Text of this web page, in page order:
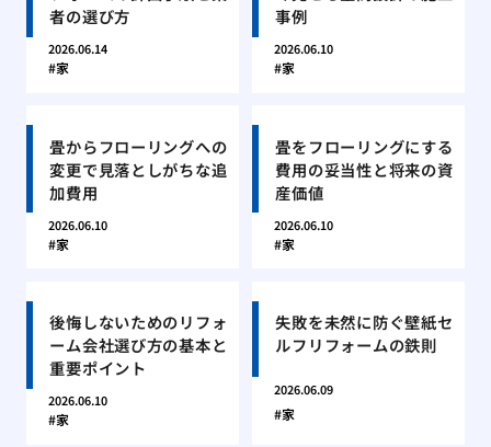
者の選び方
2026.06.14
家
事例
2026.06.10
家
畳からフローリングへの
変更で見落としがちな追
加費用
2026.06.10
家
畳をフローリングにする
費用の妥当性と将来の資
産価値
2026.06.10
家
後悔しないためのリフォ
ーム会社選び方の基本と
重要ポイント
2026.06.10
家
失敗を未然に防ぐ壁紙セ
ルフリフォームの鉄則
2026.06.09
家